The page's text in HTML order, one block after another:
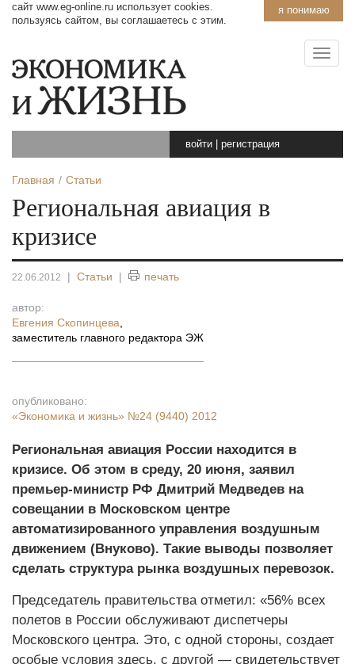
я понимаю
сайт www.eg-online.ru использует cookies.
пользуясь сайтом, вы соглашаетесь с этим.
войти регистрация
Главная Статьи
Региональная авиация в
кризисе
22.06.2012 | Статьи | печать
автор:
Евгения Скопинцева
заместитель главного редактора ЭЖ
опубликовано:
«Экономика и жизнь» №24 (9440) 2012
Региональная авиация России находится в
кризисе. Об этом в среду, 20 июня, заявил
премьер-министр РФ Дмитрий Медведев на
совещании в Московском центре
автоматизированного управления воздушным
движением (Внуково). Такие выводы позволяет
сделать структура рынка воздушных перевозок.
Председатель правительства отметил: «56% всех
полетов в России обслуживают диспетчеры
Московского центра. Это, с одной стороны, создает
особые условия здесь, с другой — свидетельствует